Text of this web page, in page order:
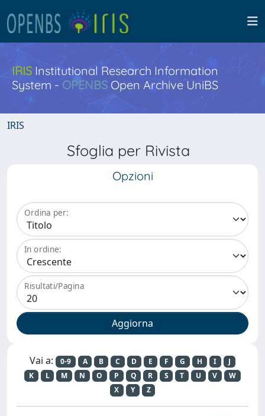
IRISInstitutional Research Information
System - OPENBS Open Archive UniBS
IRIS
Sfoglia per Rivista
Opzioni
Ordina per:
In ordine:
Risultati/Pagina
Vai a: 0-9 A B C D E F G H I
J
K
L M N O P Q R S T U V
W
X
Y Z